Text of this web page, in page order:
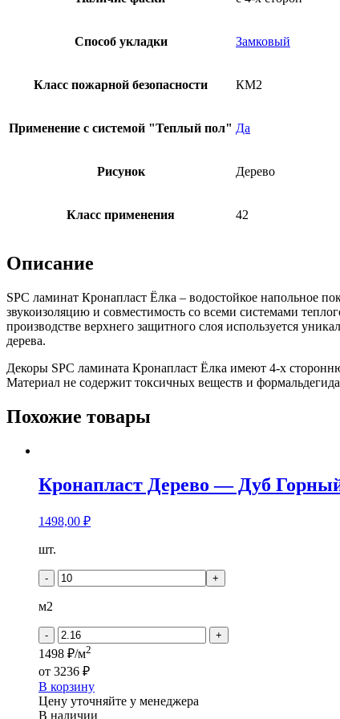
Способ укладки Замковый
Класс пожарной безопасности КМ2
Применение с системой "Теплый пол" Да
Рисунок Дерево
Класс применения 42
Описание
SPC ламинат Кронапласт Ёлка – водостойкое напольное
звукоизоляцию и совместимость со всеми системами
производстве верхнего защитного слоя используется
дерева.
Декоры SPC ламината Кронапласт Ёлка имеют 4-х
Материал не содержит токсичных веществ и
Похожие товары
Кронапласт Дерево — Дуб
1498,00 ₽
Количество
Кронапласт
-
Горный
шт.
- +
м2
- +
1498 ₽/м2
от 3236 ₽
В корзину
Цену уточняйте у менеджера
В наличии